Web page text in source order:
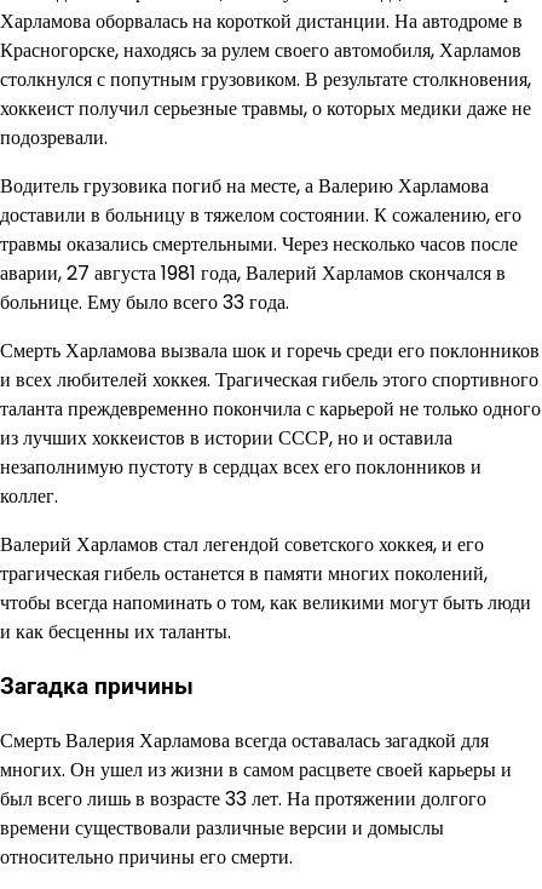
Харламова оборвалась на короткой дистанции. На автодроме в
Красногорске, находясь за рулем своего автомобиля, Харламов
столкнулся с попутным грузовиком. В результате столкновения,
хоккеист получил серьезные травмы, о которых медики даже не
подозревали.
Водитель грузовика погиб на месте, а Валерию Харламова
доставили в больницу в тяжелом состоянии. К сожалению, его
травмы оказались смертельными. Через несколько часов после
аварии, 27 августа 1981 года, Валерий Харламов скончался в
больнице. Ему было всего 33 года.
Смерть Харламова вызвала шок и горечь среди его поклонников
и всех любителей хоккея. Трагическая гибель этого спортивного
таланта преждевременно покончила с карьерой не только одного
из лучших хоккеистов в истории СССР, но и оставила
незаполнимую пустоту в сердцах всех его поклонников и
коллег.
Валерий Харламов стал легендой советского хоккея, и его
трагическая гибель останется в памяти многих поколений,
чтобы всегда напоминать о том, как великими могут быть люди
и как бесценны их таланты.
Загадка причины
Смерть Валерия Харламова всегда оставалась загадкой для
многих. Он ушел из жизни в самом расцвете своей карьеры и
был всего лишь в возрасте 33 лет. На протяжении долгого
времени существовали различные версии и домыслы
относительно причины его смерти.